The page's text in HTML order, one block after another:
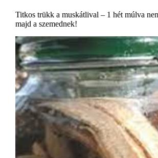
Titkos trükk a muskátlival – 1 hét múlva
majd a szemednek!